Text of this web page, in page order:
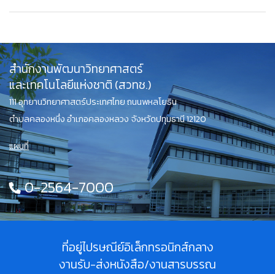
สำนักงานพัฒนาวิทยาศาสตร์
และเทคโนโลยีแห่งชาติ (สวทช.)
111 อุทยานวิทยาศาสตร์ประเทศไทย ถนนพหลโยธิน
ตำบลคลองหนึ่ง อำเภอคลองหลวง จังหวัดปทุมธานี 12120
แผนที่
0-2564-7000
ที่อยู่ไปรษณีย์อิเล็กทรอนิกส์กลาง
งานรับ-ส่งหนังสือ/งานสารบรรณ